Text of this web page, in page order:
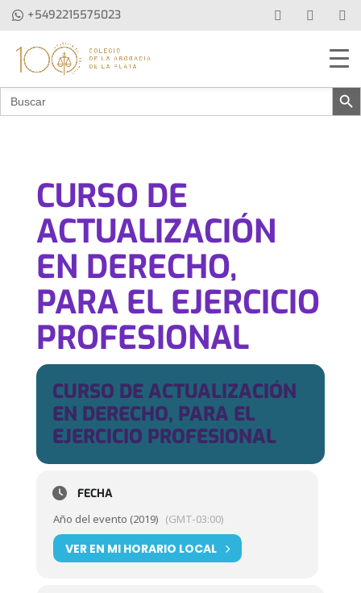
+5492215575023
Buscar: Botón de
CURSO DE
ACTUALIZACIÓN
EN DERECHO,
PARA EL EJERCICIO
PROFESIONAL
CURSO DE ACTUALIZACIÓN
EN DERECHO, PARA EL
EJERCICIO PROFESIONAL
FECHA
Año del evento (2019) (GMT-03:00)
VER EN MI HORARIO LOCAL